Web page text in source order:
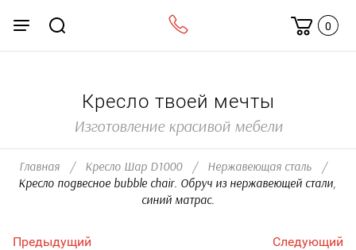
0
Кресло твоей мечты
Изготовление красивой мебели
Главная / Кресло Шар D1000 / Нержавеющая сталь
/
Кресло подвесное bubble chair. Обруч из нержавеющей стали,
синий матрас.
Предыдущий Следующий